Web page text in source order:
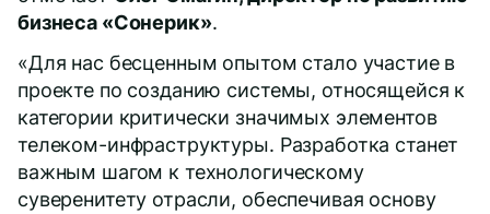
бизнеса «Сонерик».
«Для нас бесценным опытом стало участие в
проекте по созданию системы, относящейся к
категории критически значимых элементов
телеком-инфраструктуры. Разработка станет
важным шагом к технологическому
суверенитету отрасли, обеспечивая основу